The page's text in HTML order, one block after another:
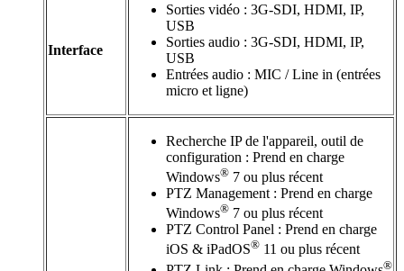
Interface
Sorties vidéo : 3G-SDI, HDMI, IP,
USB
Sorties audio : 3G-SDI, HDMI, IP,
USB
Entrées audio : MIC / Line in (entrées
micro et ligne)
Recherche IP de l'appareil, outil de
configuration : Prend en charge
Windows® 7 ou plus récent
PTZ Management : Prend en charge
Windows® 7 ou plus récent
PTZ Control Panel : Prend en charge
iOS & iPadOS® 11 ou plus récent
®